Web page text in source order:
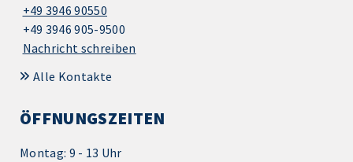
+49 3946 90550
+49 3946 905-9500
Nachricht schreiben
Alle Kontakte
ÖFFNUNGSZEITEN
Montag: 9 - 13 Uhr